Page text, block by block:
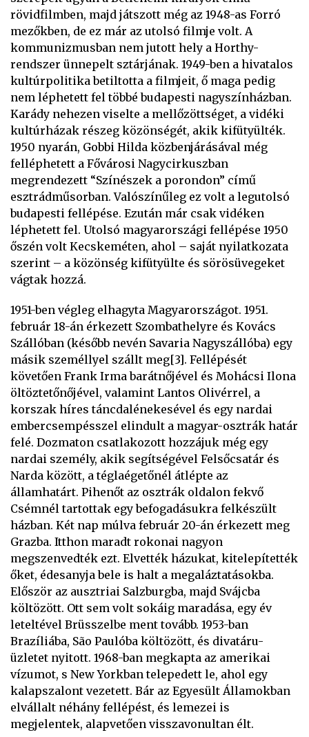
rövidfilmben, majd játszott még az 1948-as Forró
mezőkben, de ez már az utolsó filmje volt. A
kommunizmusban nem jutott hely a Horthy-
rendszer ünnepelt sztárjának. 1949-ben a hivatalos
kultúrpolitika betiltotta a filmjeit, ő maga pedig
nem léphetett fel többé budapesti nagyszínházban.
Karády nehezen viselte a mellőzöttséget, a vidéki
kultúrházak részeg közönségét, akik kifütyülték.
1950 nyarán, Gobbi Hilda közbenjárásával még
felléphetett a Fővárosi Nagycirkuszban
megrendezett “Színészek a porondon” című
esztrádműsorban. Valószínűleg ez volt a legutolsó
budapesti fellépése. Ezután már csak vidéken
léphetett fel. Utolsó magyarországi fellépése 1950
őszén volt Kecskeméten, ahol – saját nyilatkozata
szerint – a közönség kifütyülte és sörösüvegeket
vágtak hozzá.
1951-ben végleg elhagyta Magyarországot. 1951.
február 18-án érkezett Szombathelyre és Kovács
Szállóban (később nevén Savaria Nagyszállóba) egy
másik személlyel szállt meg[3]. Fellépését
követően Frank Irma barátnőjével és Mohácsi Ilona
öltöztetőnőjével, valamint Lantos Olivérrel, a
korszak híres táncdalénekesével és egy nardai
embercsempésszel elindult a magyar-osztrák határ
felé. Dozmaton csatlakozott hozzájuk még egy
nardai személy, akik segítségével Felsőcsatár és
Narda között, a téglaégetőnél átlépte az
államhatárt. Pihenőt az osztrák oldalon fekvő
Csémnél tartottak egy befogadásukra felkészült
házban. Két nap múlva február 20-án érkezett meg
Grazba. Itthon maradt rokonai nagyon
megszenvedték ezt. Elvették házukat, kitelepítették
őket, édesanyja bele is halt a megaláztatásokba.
Először az ausztriai Salzburgba, majd Svájcba
költözött. Ott sem volt sokáig maradása, egy év
leteltével Brüsszelbe ment tovább. 1953-ban
Brazíliába, São Paulóba költözött, és divatáru-
üzletet nyitott. 1968-ban megkapta az amerikai
vízumot, s New Yorkban telepedett le, ahol egy
kalapszalont vezetett. Bár az Egyesült Államokban
elvállalt néhány fellépést, és lemezei is
megjelentek, alapvetően visszavonultan élt.